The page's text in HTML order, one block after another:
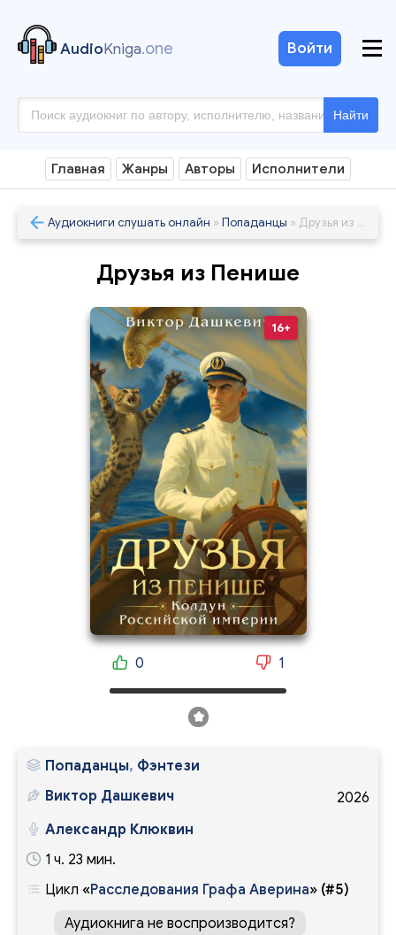
AudioKniga.one
Найти
Войти
Главная Жанры Авторы Исполнители
Аудиокниги слушать онлайн » Попаданцы » Друзья из Пенише
Друзья из Пенише
16+
0 1
Попаданцы, Фэнтези
2026
Виктор Дашкевич
Александр Клюквин
1 ч. 23 мин.
Цикл «Расследования Графа Аверина» (#5)
Аудиокнига не воспроизводится?